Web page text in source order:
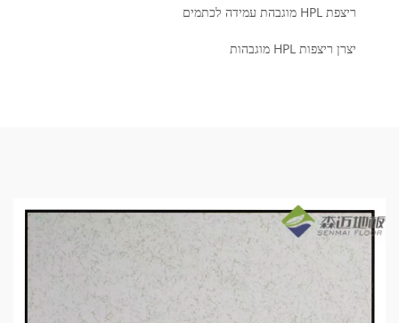
ריצפת HPL מוגבהת עמידה לכתמים
יצרן ריצפות HPL מוגבהות